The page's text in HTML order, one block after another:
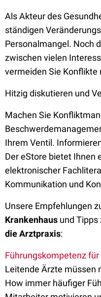
Als Akteur des
ständigen
Personalmangel. Noch
zwischen vielen
vermeiden Sie
Hitzig diskutieren und
Machen Sie
Ihrem Ventil.
Der eStore bietet Ihnen
elektronischer
Kommunikation und
Unsere Empfehlungen
Krankenhaus und Tipps
die Arztpraxis:
Führungskompetenz
Leitende Ärzte müssen
How immer häufiger